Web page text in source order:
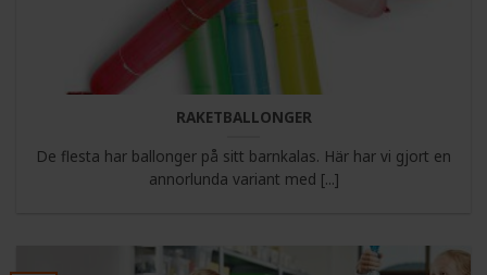
RAKETBALLONGER
De flesta har ballonger på sitt barnkalas. Här har vi gjort en
annorlunda variant med [...]